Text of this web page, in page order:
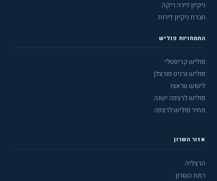
ניקיון דירה ריקה
חברת ניקיון דירות
התמחויות פוליש
פוליש קריסטלי
פוליש גרניט פורצלן
ליטוש טראצו
פוליש לרצפה ישנה
מחיר פוליש לרצפה
אזור השרון
הרצליה
רמת השרון